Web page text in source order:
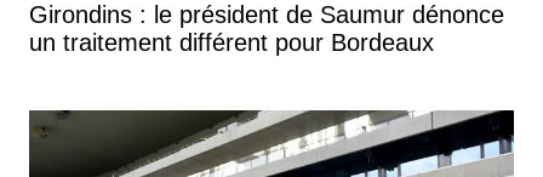
Girondins : le président de Saumur dénonce
un traitement différent pour Bordeaux